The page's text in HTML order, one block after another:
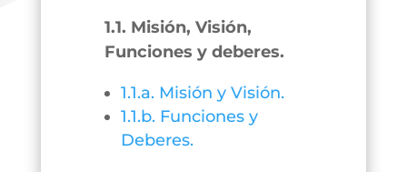
1.1. Misión, Visión,
Funciones y deberes.
1.1.a. Misión y Visión.
1.1.b. Funciones y
Deberes.